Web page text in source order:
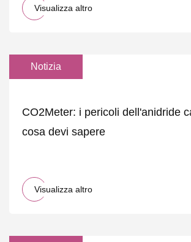
Visualizza altro
Notizia
CO2Meter: i pericoli dell'anidride
cosa devi sapere
Visualizza altro